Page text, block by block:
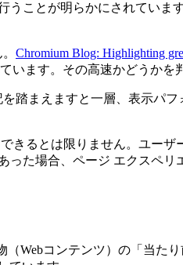
うことが明らかにされていま
Chromium Blog: Highlighting
ます。その高速かどうかを
まえますと一層、表示パ
るとは限りません。ユー
た場合、ページ エクスペ
Webコンテンツ）の「当た